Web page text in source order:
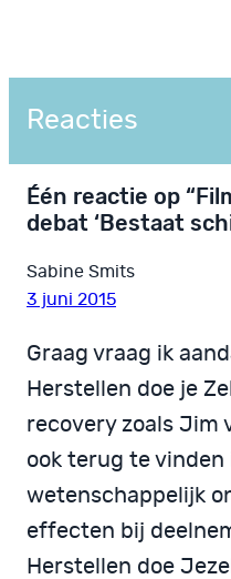
Reacties
Één reactie op
debat ‘Bestaat
Sabine Smits
3 juni 2015
Graag vraag ik
Herstellen doe je
recovery zoals Jim
ook terug te
wetenschappelijk
effecten bij
Herstellen doe